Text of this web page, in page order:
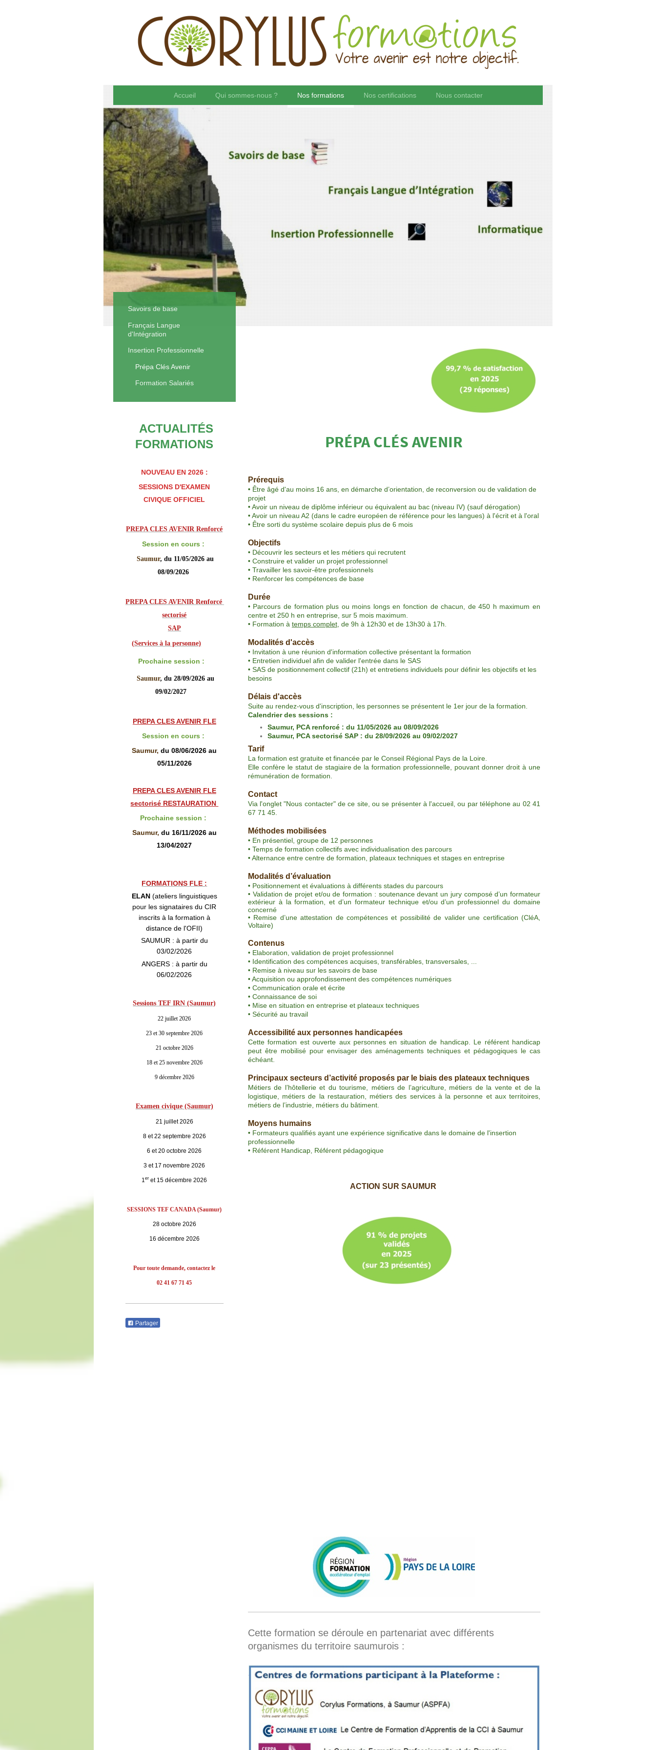
Accueil Qui sommes-nous ? Nos formations Nos certifications Nous contacter
PRÉPA CLÉS AVENIR
Prérequis
• Être âgé d'au moins 16 ans, en démarche d’orientation, de reconversion ou de validation de
projet
• Avoir un niveau de diplôme inférieur ou équivalent au bac (niveau IV) (sauf dérogation)
• Avoir un niveau A2 (dans le cadre européen de référence pour les langues) à l'écrit et à l'oral
• Être sorti du système scolaire depuis plus de 6 mois
Objectifs
• Découvrir les secteurs et les métiers qui recrutent
• Construire et valider un projet professionnel
• Travailler les savoir-être professionnels
• Renforcer les compétences de base
Durée
• Parcours de formation plus ou moins longs en fonction de chacun, de 450 h maximum en
centre et 250 h en entreprise, sur 5 mois maximum.
• Formation à temps complet, de 9h à 12h30 et de 13h30 à 17h.
Modalités d'accès
• Invitation à une réunion d'information collective présentant la formation
• Entretien individuel afin de valider l'entrée dans le SAS
• SAS de positionnement collectif (21h) et entretiens individuels pour définir les objectifs et les
besoins
Délais d'accès
Suite au rendez-vous d'inscription, les personnes se présentent le 1er jour de la formation.
Calendrier des sessions :
Saumur, PCA renforcé : du 11/05/2026 au 08/09/2026
Saumur, PCA sectorisé SAP : du 28/09/2026 au 09/02/2027
Tarif
La formation est gratuite et financée par le Conseil Régional Pays de la Loire.
Elle confère le statut de stagiaire de la formation professionnelle, pouvant donner droit à une
rémunération de formation.
Contact
Via l'onglet "Nous contacter" de ce site, ou se présenter à l'accueil, ou par téléphone au 02 41
67 71 45.
Méthodes mobilisées
• En présentiel, groupe de 12 personnes
• Temps de formation collectifs avec individualisation des parcours
• Alternance entre centre de formation, plateaux techniques et stages en entreprise
Modalités d’évaluation
• Positionnement et évaluations à différents stades du parcours
• Validation de projet et/ou de formation : soutenance devant un jury composé d’un formateur
extérieur à la formation, et d’un formateur technique et/ou d’un professionnel du domaine
concerné
• Remise d’une attestation de compétences et possibilité de valider une certification (CléA,
Voltaire)
Contenus
• Elaboration, validation de projet professionnel
• Identification des compétences acquises, transférables, transversales, ...
• Remise à niveau sur les savoirs de base
• Acquisition ou approfondissement des compétences numériques
• Communication orale et écrite
• Connaissance de soi
• Mise en situation en entreprise et plateaux techniques
• Sécurité au travail
Accessibilité aux personnes handicapées
Cette formation est ouverte aux personnes en situation de handicap. Le référent handicap
peut être mobilisé pour envisager des aménagements techniques et pédagogiques le cas
échéant.
Principaux secteurs d’activité proposés par le biais des plateaux techniques
Métiers de l’hôtellerie et du tourisme, métiers de l’agriculture, métiers de la vente et de la
logistique, métiers de la restauration, métiers des services à la personne et aux territoires,
métiers de l’industrie, métiers du bâtiment.
Moyens humains
• Formateurs qualifiés ayant une expérience significative dans le domaine de l'insertion
professionnelle
• Référent Handicap, Référent pédagogique
ACTION SUR SAUMUR
Cette formation se déroule en partenariat avec différents
organismes du territoire saumurois :
Savoirs de base
Français Langue
d'Intégration
Insertion Professionnelle
Prépa Clés Avenir
Formation Salariés
ACTUALITÉS
FORMATIONS
NOUVEAU EN 2026 :
SESSIONS D'EXAMEN
CIVIQUE OFFICIEL
PREPA CLES AVENIR Renforcé
Session en cours :
Saumur, du 11/05/2026 au
08/09/2026
PREPA CLES AVENIR Renforcé
sectorisé
SAP
(Services à la personne)
Prochaine session :
Saumur, du 28/09/2026 au
09/02/2027
PREPA CLES AVENIR FLE
Session en cours :
Saumur,du 08/06/2026 au
05/11/2026
PREPA CLES AVENIR FLE
sectorisé RESTAURATION
Prochaine session :
Saumur, du 16/11/2026 au
13/04/2027
FORMATIONS FLE :
ELAN(ateliers linguistiques
pour les signataires du CIR
inscrits à la formation à
distance de l'OFII)
SAUMUR : à partir du
03/02/2026
ANGERS : à partir du
06/02/2026
Sessions TEF IRN (Saumur)
22 juillet 2026
23 et 30 septembre 2026
21 octobre 2026
18 et 25 novembre 2026
9 décembre 2026
Examen civique (Saumur)
21 juillet 2026
8 et 22 septembre 2026
6 et 20 octobre 2026
3 et 17 novembre 2026
1er et 15 décembre 2026
SESSIONS TEF CANADA (Saumur)
28 octobre 2026
16 décembre 2026
Pour toute demande, contactez le
02 41 67 71 45
Partager